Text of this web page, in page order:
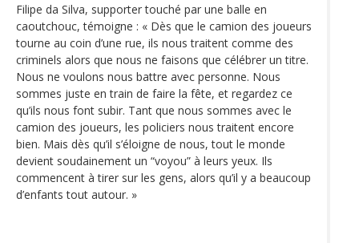
Filipe da Silva, supporter touché par une balle en
caoutchouc, témoigne : « Dès que le camion des joueurs
tourne au coin d’une rue, ils nous traitent comme des
criminels alors que nous ne faisons que célébrer un titre.
Nous ne voulons nous battre avec personne. Nous
sommes juste en train de faire la fête, et regardez ce
qu’ils nous font subir. Tant que nous sommes avec le
camion des joueurs, les policiers nous traitent encore
bien. Mais dès qu’il s’éloigne de nous, tout le monde
devient soudainement un “voyou” à leurs yeux. Ils
commencent à tirer sur les gens, alors qu’il y a beaucoup
d’enfants tout autour. »